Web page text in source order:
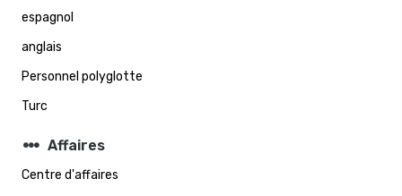
espagnol
anglais
Personnel polyglotte
Turc
steppers Affaires
Centre d'affaires